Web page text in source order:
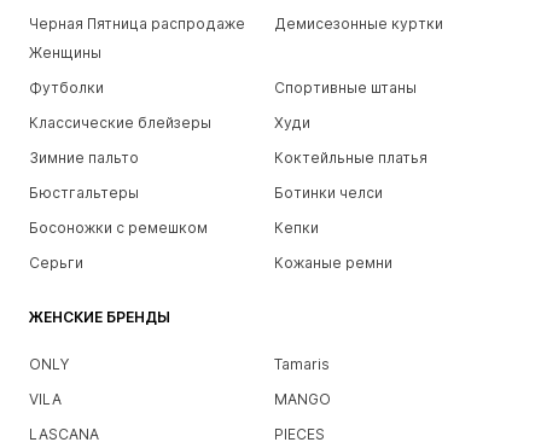
Черная Пятница распродаже
Женщины
Демисезонные куртки
Футболки
Спортивные штаны
Классические блейзеры
Худи
Зимние пальто
Коктейльные платья
Бюстгальтеры
Ботинки челси
Босоножки с ремешком
Кепки
Серьги
Кожаные ремни
ЖЕНСКИЕ БРЕНДЫ
ONLY
Tamaris
VILA
MANGO
LASCANA
PIECES